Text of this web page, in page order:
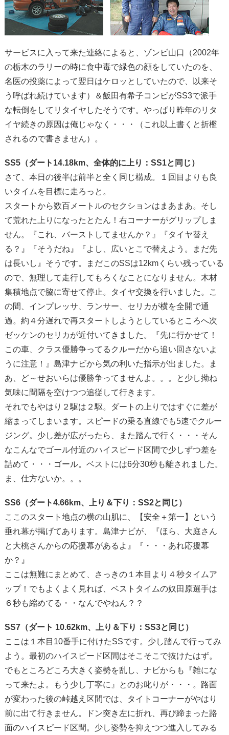
サービスに入って来た連絡によると、ゾンビ山口（2002年
の栃木のラリーの時に食中毒で緑色の顔をしていたのを、
名医の投薬によって翌日はケロッとしていたので、以来そ
う呼ばれ続けています）＆飯田有希子コンビがSS3で派手
な転倒をしてリタイヤしたそうです。やっぱり昨年のリタ
イヤ続きの原因は俺じゃなく・・・（これ以上書くと折檻
されるので書きません）。
SS5（ダート14.18km、全体的に上り：SS1と同じ）
さて、本日の後半は前半と全く同じ構成。１回目よりも良
いタイムを目標に走ろっと。
スタートから数百メートルのセクションはまあまあ。そし
て荒れた上りになったとたん！右コーナーがグリップしま
せん。『これ、バーストしてませんか？』『タイヤ替え
る？』『そうだね』『よし、広いとこで替えよう。まだ先
は長いし』そうです。まだこのSSは12kmくらい残っている
ので、無理して走行してもろくなことになりません。木材
集積地点で脇に寄せて停止。タイヤ交換を行いました。こ
の間、インプレッサ、ランサー、セリカが横を全開で通
過。約４分遅れで再スタートしようとしているところへ次
ゼッケンのセリカが近付いてきました。『先に行かせて！
この車、クラス優勝争ってるクルーだから追い回さないよ
うに注意！』島津ナビから気の利いた指示が出ました。ま
あ、ど～せおいらは優勝争ってませんよ。。。と少し拗ね
気味に間隔を空けつつ追従して行きます。
それでもやはり２駆は２駆。ダートの上りではすぐに差が
縮まってしまいます。スピードの乗る直線でも5速でクルー
ジング。少し差が広がったら、また踏んで行く・・・そん
なこんなでゴール付近のハイスピード区間で少しずつ差を
詰めて・・・ゴール。ベストには6分30秒も離されました。
ま、仕方ないか。。。
SS6（ダート4.66km、上り＆下り：SS2と同じ）
ここのスタート地点の横の山肌に、【安全＋第一】という
垂れ幕が掲げてあります。島津ナビが、『ほら、大庭さん
と大桃さんからの応援幕があるよ』『・・・あれ応援幕
か？』
ここは無難にまとめて、さっきの１本目より４秒タイムア
ップ！でもよくよく見れば、ベストタイムの奴田原選手は
６秒も縮めてる・・なんでやねん？？
SS7（ダート 10.62km、上り＆下り：SS3と同じ）
ここは１本目10番手に付けたSSです。少し踏んで行ってみ
よう。最初のハイスピード区間はそこそこで抜けたはず。
でもところどころ大きく姿勢を乱し、ナビからも『雑にな
って来たよ。もう少し丁寧に』とのお叱りが・・・。路面
が変わった後の峠越え区間では、タイトコーナーがやはり
前に出て行きません。ドン突き左に折れ、再び締まった路
面のハイスピード区間。少し姿勢を抑えつつ進入してみる